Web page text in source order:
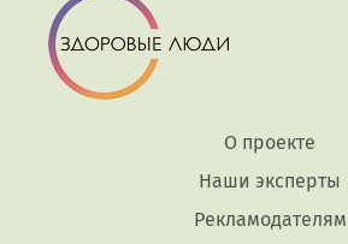
О проекте
Наши эксперты
Рекламодателям